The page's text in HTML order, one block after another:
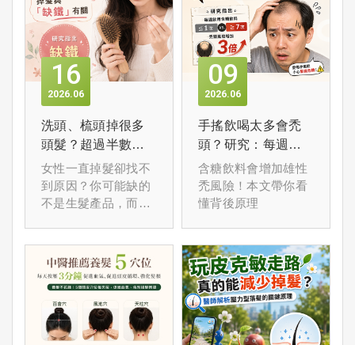
16
06
2026
洗頭、梳頭掉很多
頭髮？超過半數女
性掉髮與「缺鐵」
有關
女性一直掉髮卻找不
到原因？你可能缺的
不是生髮產品，而是
09
06
2026
手搖飲喝太多會禿
頭？研究：每週超
過 7 次含糖飲料讓
禿頭風險增 3 倍
含糖飲料會增加雄性
禿風險！本文帶你看
懂背後原理